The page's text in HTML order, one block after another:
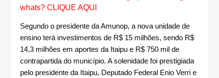
whats? CLIQUE AQUI
Segundo o presidente da Amunop, a nova unidade de
ensino terá investimentos de R$ 15 milhões, sendo R$
14,3 milhões em aportes da Itaipu e R$ 750 mil de
contrapartida do município. A solenidade foi prestigiada
pelo presidente da Itaipu, Deputado Federal Enio Verri e